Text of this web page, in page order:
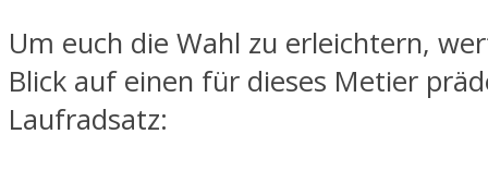
Um euch die Wahl zu erleichtern,
Blick auf einen für dieses Metier
Laufradsatz: